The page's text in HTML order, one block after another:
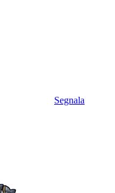
Segnala